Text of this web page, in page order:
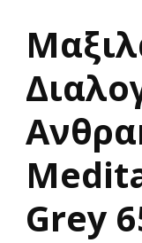
Grey